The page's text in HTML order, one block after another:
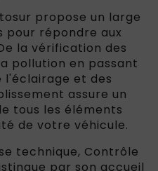
propose un large
pour répondre aux
la vérification des
pollution en passant
et des
assure un
tous les éléments
de votre véhicule.
technique, Contrôle
par son accueil